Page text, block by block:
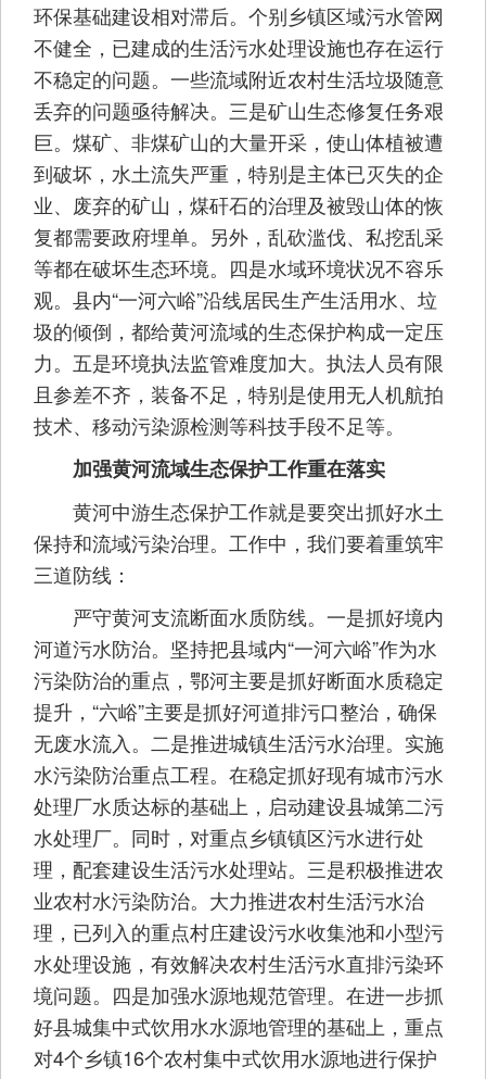
环保基础建设相对滞后。个别乡镇区域污水管网
不健全，已建成的生活污水处理设施也存在运行
不稳定的问题。一些流域附近农村生活垃圾随意
丢弃的问题亟待解决。三是矿山生态修复任务艰
巨。煤矿、非煤矿山的大量开采，使山体植被遭
到破坏，水土流失严重，特别是主体已灭失的企
业、废弃的矿山，煤矸石的治理及被毁山体的恢
复都需要政府埋单。另外，乱砍滥伐、私挖乱采
等都在破坏生态环境。四是水域环境状况不容乐
观。县内“一河六峪”沿线居民生产生活用水、垃
圾的倾倒，都给黄河流域的生态保护构成一定压
力。五是环境执法监管难度加大。执法人员有限
且参差不齐，装备不足，特别是使用无人机航拍
技术、移动污染源检测等科技手段不足等。
加强黄河流域生态保护工作重在落实
黄河中游生态保护工作就是要突出抓好水土
保持和流域污染治理。工作中，我们要着重筑牢
三道防线：
严守黄河支流断面水质防线。一是抓好境内
河道污水防治。坚持把县域内“一河六峪”作为水
污染防治的重点，鄂河主要是抓好断面水质稳定
提升，“六峪”主要是抓好河道排污口整治，确保
无废水流入。二是推进城镇生活污水治理。实施
水污染防治重点工程。在稳定抓好现有城市污水
处理厂水质达标的基础上，启动建设县城第二污
水处理厂。同时，对重点乡镇镇区污水进行处
理，配套建设生活污水处理站。三是积极推进农
业农村水污染防治。大力推进农村生活污水治
理，已列入的重点村庄建设污水收集池和小型污
水处理设施，有效解决农村生活污水直排污染环
境问题。四是加强水源地规范管理。在进一步抓
好县城集中式饮用水水源地管理的基础上，重点
对4个乡镇16个农村集中式饮用水源地进行保护